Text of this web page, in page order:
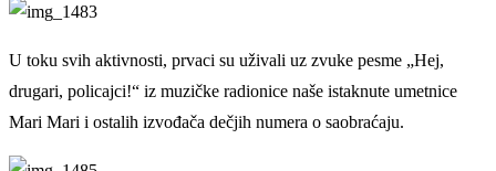
U toku svih aktivnosti, prvaci su uživali uz zvuke pesme „Hej,
drugari, policajci!“ iz muzičke radionice naše istaknute umetnice
Mari Mari i ostalih izvođača dečjih numera o saobraćaju.